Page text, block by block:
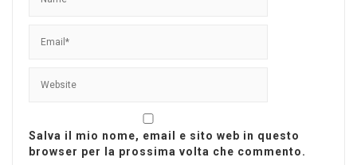
Salva il mio nome, email e sito web in questo
browser per la prossima volta che commento.